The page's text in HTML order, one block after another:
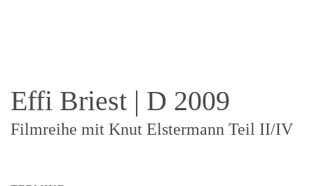
Effi Briest | D 2009
Filmreihe mit Knut Elstermann Teil II/IV